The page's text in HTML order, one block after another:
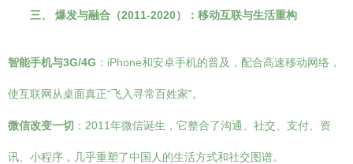
三、 爆发与融合（2011-2020）：移动互联与生活重构
智能手机与3G/4G ：iPhone和安卓手机的普及，配合高速移动网络，
使互联网从桌面真正“飞入寻常百姓家”。
微信改变一切 ：2011年微信诞生，它整合了沟通、社交、支付、资
讯、小程序，几乎重塑了中国人的生活方式和社交图谱。